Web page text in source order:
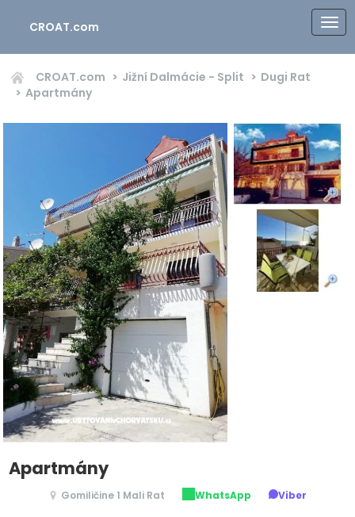
CROAT.com
CROAT.com Jižní Dalmácie - Split
Dugi Rat
Apartmány
Apartmány
Gomiličine 1 Mali Rat WhatsApp Viber